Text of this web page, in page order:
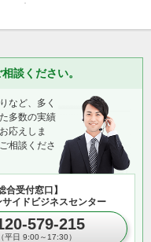
談ください。
など、多く
多数の実績
応えしま
相談くださ
合受付窓口】
イドビジネスセンター
579-215
（平日 9:00～17:30）